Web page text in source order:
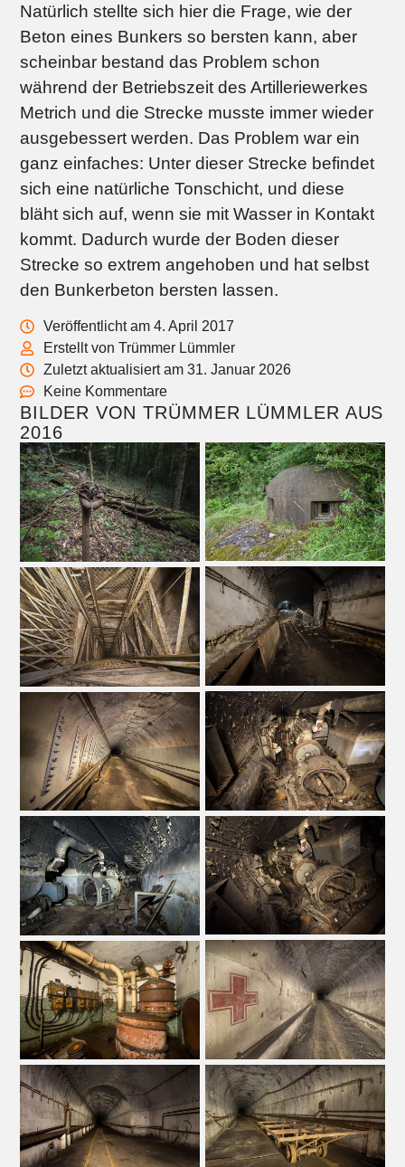
Natürlich stellte sich hier die Frage, wie der
Beton eines Bunkers so bersten kann, aber
scheinbar bestand das Problem schon
während der Betriebszeit des Artilleriewerkes
Metrich und die Strecke musste immer wieder
ausgebessert werden. Das Problem war ein
ganz einfaches: Unter dieser Strecke befindet
sich eine natürliche Tonschicht, und diese
bläht sich auf, wenn sie mit Wasser in Kontakt
kommt. Dadurch wurde der Boden dieser
Strecke so extrem angehoben und hat selbst
den Bunkerbeton bersten lassen.
Veröffentlicht am 4. April 2017
Erstellt von Trümmer Lümmler
Zuletzt aktualisiert am 31. Januar 2026
Keine Kommentare
BILDER VON TRÜMMER LÜMMLER AUS
2016